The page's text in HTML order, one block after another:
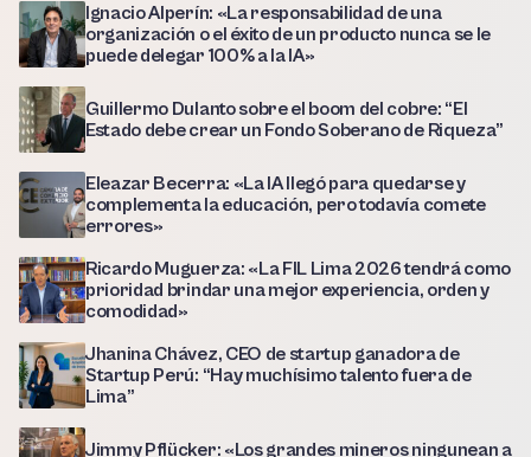
Ignacio Alperín: «La responsabilidad de una
organización o el éxito de un producto nunca se le
puede delegar 100% a la IA»
Guillermo Dulanto sobre el boom del cobre: “El
Estado debe crear un Fondo Soberano de Riqueza”
Eleazar Becerra: «La IA llegó para quedarse y
complementa la educación, pero todavía comete
errores»
Ricardo Muguerza: «La FIL Lima 2026 tendrá como
prioridad brindar una mejor experiencia, orden y
comodidad»
Jhanina Chávez, CEO de startup ganadora de
Startup Perú: “Hay muchísimo talento fuera de
Lima”
Jimmy Pflücker: «Los grandes mineros ningunean a